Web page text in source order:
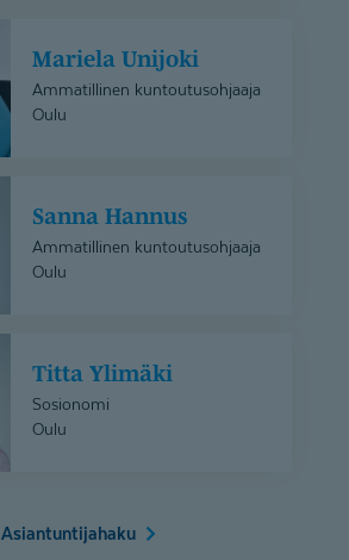
Mariela Unijoki
Ammatillinen kuntoutusohjaaja
Oulu
Sanna Hannus
Ammatillinen kuntoutusohjaaja
Oulu
Titta Ylimäki
Sosionomi
Oulu
Asiantuntijahaku